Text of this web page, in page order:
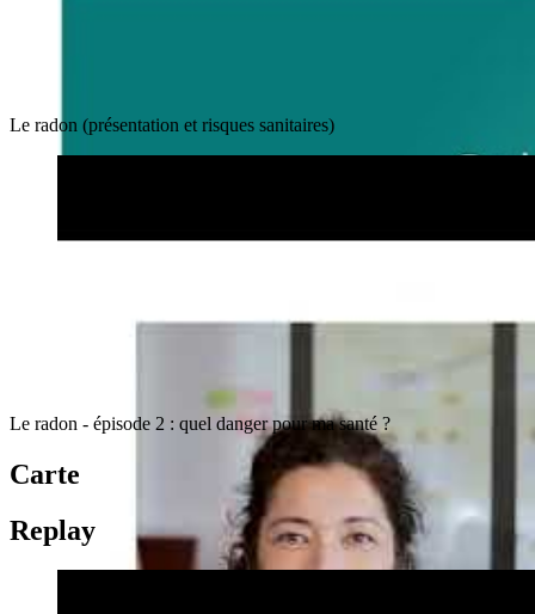
Le radon (présentation et risques sanitaires)
Le radon - épisode 2 : quel danger pour ma santé ?
Carte
Replay